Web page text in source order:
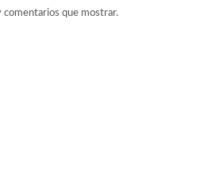
comentarios que mostrar.